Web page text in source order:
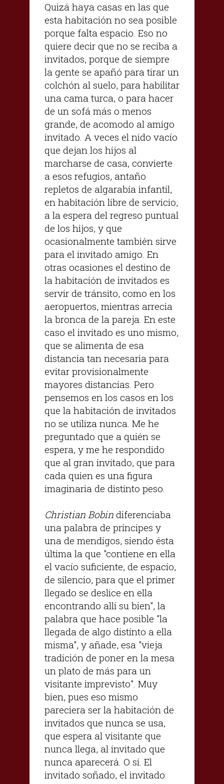
Quizá haya casas en las que
esta habitación no sea posible
porque falta espacio. Eso no
quiere decir que no se reciba a
invitados, porque de siempre
la gente se apañó para tirar un
colchón al suelo, para habilitar
una cama turca, o para hacer
de un sofá más o menos
grande, de acomodo al amigo
invitado. A veces el nido vacío
que dejan los hijos al
marcharse de casa, convierte
a esos refugios, antaño
repletos de algarabía infantil,
en habitación libre de servicio,
a la espera del regreso puntual
de los hijos, y que
ocasionalmente también sirve
para el invitado amigo. En
otras ocasiones el destino de
la habitación de invitados es
servir de tránsito, como en los
aeropuertos, mientras arrecia
la bronca de la pareja. En este
caso el invitado es uno mismo,
que se alimenta de esa
distancia tan necesaria para
evitar provisionalmente
mayores distancias. Pero
pensemos en los casos en los
que la habitación de invitados
no se utiliza nunca. Me he
preguntado que a quién se
espera, y me he respondido
que al gran invitado, que para
cada quien es una figura
imaginaria de distinto peso.
Christian Bobin diferenciaba
una palabra de príncipes y
una de mendigos, siendo ésta
última la que "contiene en ella
el vacío suficiente, de espacio,
de silencio, para que el primer
llegado se deslice en ella
encontrando allí su bien", la
palabra que hace posible "la
llegada de algo distinto a ella
misma", y añade, esa "vieja
tradición de poner en la mesa
un plato de más para un
visitante imprevisto". Muy
bien, pues eso mismo
pareciera ser la habitación de
invitados que nunca se usa,
que espera al visitante que
nunca llega, al invitado que
nunca aparecerá. O sí. El
invitado soñado, el invitado